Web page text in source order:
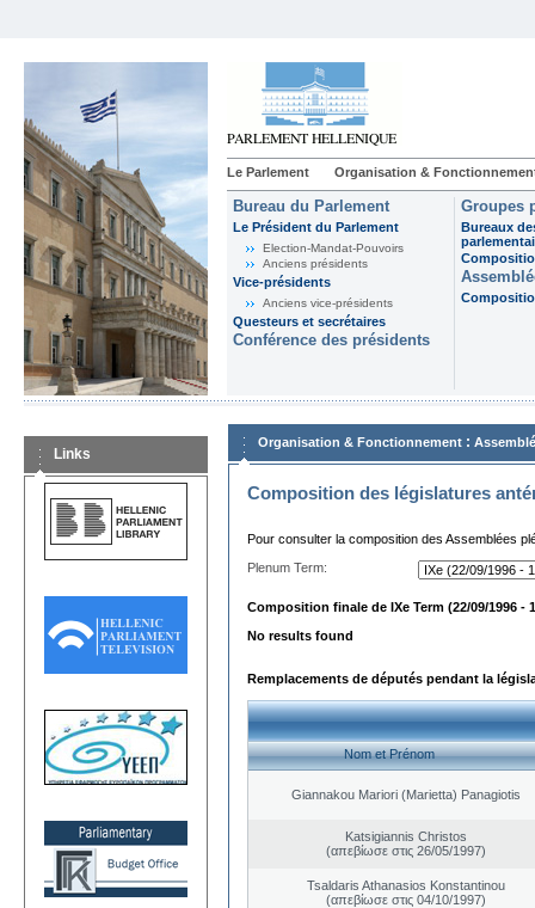
Le Parlement Organisation &
Bureau du Parlement
Le Président du Parlement
Election-Mandat-Pouvoirs
Anciens présidents
Vice-présidents
Anciens vice-présidents
Questeurs et secrétaires
Conférence des présidents
Groupes
Bureaux
Links
Organisation & Fonctionnement :
Composition des législatures
Pour consulter la composition des Assemblées
Plenum Term:
Composition finale de IXe Term (22/09/1996 -
No results found
Remplacements de députés pendant la
Nom et Prénom
Giannakou Mariori (Marietta) Panagiotis
Katsigiannis Christos
(απεβίωσε στις 26/05/1997)
Tsaldaris Athanasios Konstantinou
(απεβίωσε στις 04/10/1997)